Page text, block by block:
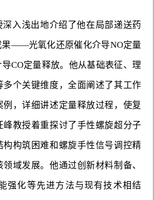
入浅出地介绍了他在局部递送药
果——光氧化还原催化介导NO定量
CO定量释放。他从基础表征、理
个关键维度，全面阐述了其工作
，详细讲述定量释放过程，使复
峰教授着重探讨了手性螺旋超分子
构筑困难和螺旋手性信号调控精
域发展。他通过创新材料制备、
强化等先进方法与现有技术相结